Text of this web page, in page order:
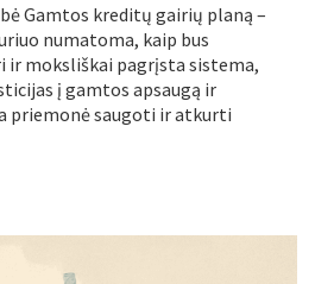
Gamtos kreditų gairių planą –
numatoma, kaip bus
ir moksliškai pagrįsta sistema,
į gamtos apsaugą ir
priemonė saugoti ir atkurti